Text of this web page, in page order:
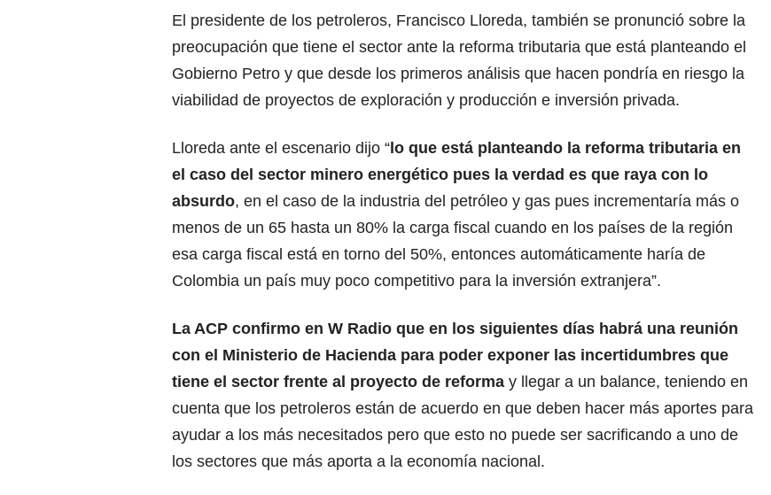
El presidente de los petroleros, Francisco Lloreda, también se pronunció sobre la
preocupación que tiene el sector ante la reforma tributaria que está planteando el
Gobierno Petro y que desde los primeros análisis que hacen pondría en riesgo la
viabilidad de proyectos de exploración y producción e inversión privada.
Lloreda ante el escenario dijo “ lo que está planteando la reforma tributaria en
el caso del sector minero energético pues la verdad es que raya con lo
absurdo, en el caso de la industria del petróleo y gas pues incrementaría más o
menos de un 65 hasta un 80% la carga fiscal cuando en los países de la región
esa carga fiscal está en torno del 50%, entonces automáticamente haría de
Colombia un país muy poco competitivo para la inversión extranjera”.
La ACP confirmo en W Radio que en los siguientes días habrá una reunión
con el Ministerio de Hacienda para poder exponer las incertidumbres que
tiene el sector frente al proyecto de reforma y llegar a un balance, teniendo en
cuenta que los petroleros están de acuerdo en que deben hacer más aportes para
ayudar a los más necesitados pero que esto no puede ser sacrificando a uno de
los sectores que más aporta a la economía nacional.